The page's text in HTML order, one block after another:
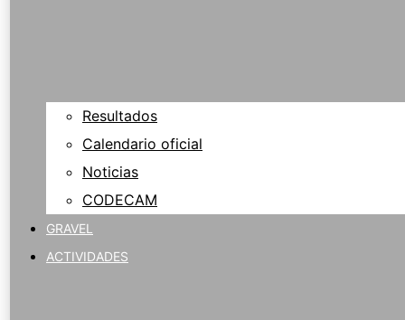
Resultados
Calendario oficial
Noticias
CODECAM
GRAVEL
ACTIVIDADES